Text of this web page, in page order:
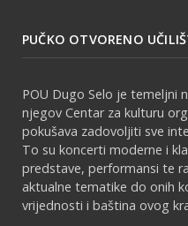
PUČKO OTVORENO
POU Dugo Selo je temeljni
njegov Centar za kulturu
pokušava zadovoljiti sve
To su koncerti moderne i
predstave, performansi te
aktualne tematike do onih
vrijednosti i baština ovog